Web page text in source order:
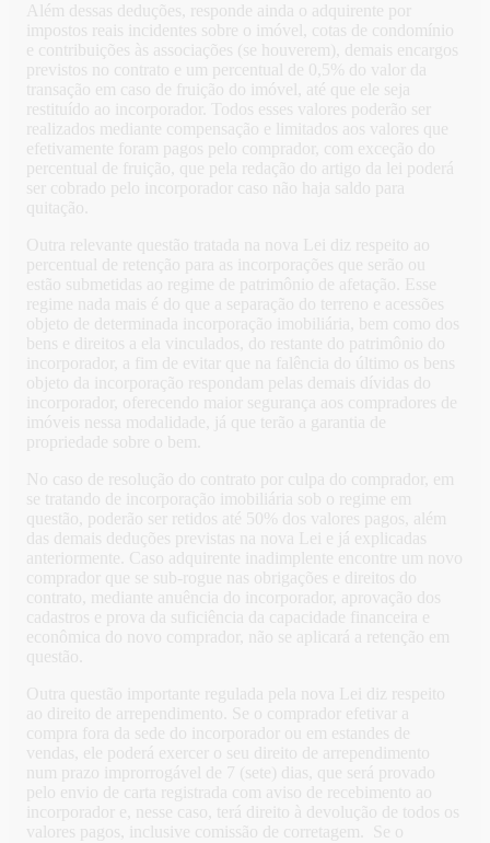
Além dessas deduções, responde ainda o adquirente por
impostos reais incidentes sobre o imóvel, cotas de condomínio
e contribuições às associações (se houverem), demais encargos
previstos no contrato e um percentual de 0,5% do valor da
transação em caso de fruição do imóvel, até que ele seja
restituído ao incorporador. Todos esses valores poderão ser
realizados mediante compensação e limitados aos valores que
efetivamente foram pagos pelo comprador, com exceção do
percentual de fruição, que pela redação do artigo da lei poderá
ser cobrado pelo incorporador caso não haja saldo para
quitação.
Outra relevante questão tratada na nova Lei diz respeito ao
percentual de retenção para as incorporações que serão ou
estão submetidas ao regime de patrimônio de afetação. Esse
regime nada mais é do que a separação do terreno e acessões
objeto de determinada incorporação imobiliária, bem como dos
bens e direitos a ela vinculados, do restante do patrimônio do
incorporador, a fim de evitar que na falência do último os bens
objeto da incorporação respondam pelas demais dívidas do
incorporador, oferecendo maior segurança aos compradores de
imóveis nessa modalidade, já que terão a garantia de
propriedade sobre o bem.
No caso de resolução do contrato por culpa do comprador, em
se tratando de incorporação imobiliária sob o regime em
questão, poderão ser retidos até 50% dos valores pagos, além
das demais deduções previstas na nova Lei e já explicadas
anteriormente. Caso adquirente inadimplente encontre um novo
comprador que se sub-rogue nas obrigações e direitos do
contrato, mediante anuência do incorporador, aprovação dos
cadastros e prova da suficiência da capacidade financeira e
econômica do novo comprador, não se aplicará a retenção em
questão.
Outra questão importante regulada pela nova Lei diz respeito
ao direito de arrependimento. Se o comprador efetivar a
compra fora da sede do incorporador ou em estandes de
vendas, ele poderá exercer o seu direito de arrependimento
num prazo improrrogável de 7 (sete) dias, que será provado
pelo envio de carta registrada com aviso de recebimento ao
incorporador e, nesse caso, terá direito à devolução de todos os
valores pagos, inclusive comissão de corretagem. Se o